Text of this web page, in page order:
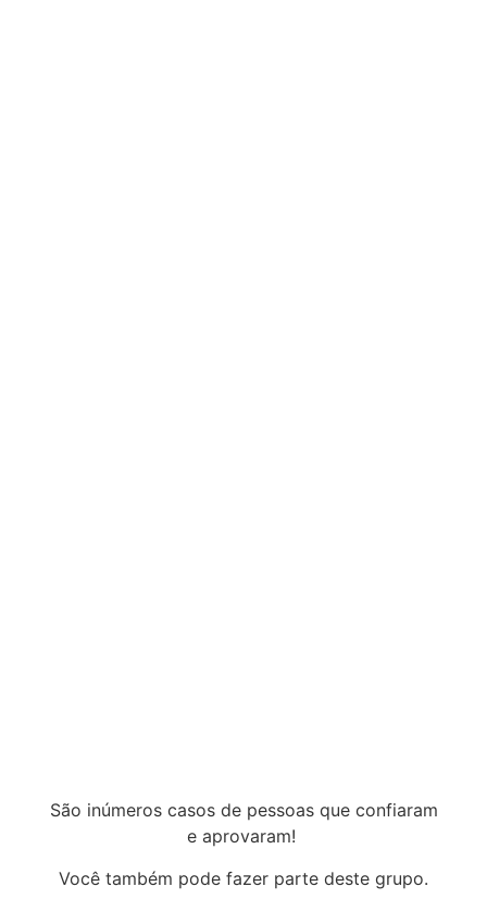
São inúmeros casos de pessoas que confiaram
e aprovaram!
Você também pode fazer parte deste grupo.